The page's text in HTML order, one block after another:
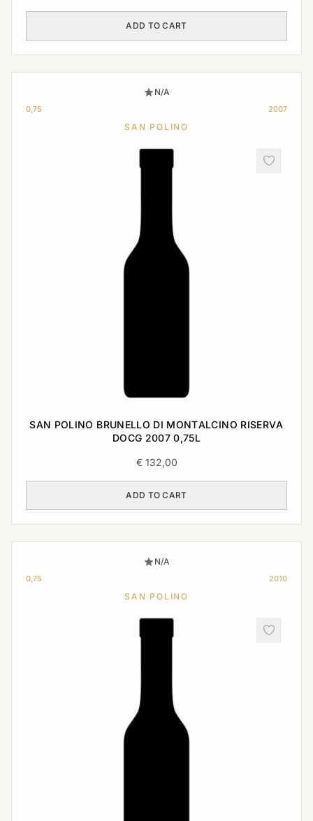
ADD TO CART
N/A
0,75 2007
SAN POLINO
SAN POLINO BRUNELLO DI MONTALCINO RISERVA
DOCG 2007 0,75L
€132,00
ADD TO CART
N/A
0,75 2010
SAN POLINO